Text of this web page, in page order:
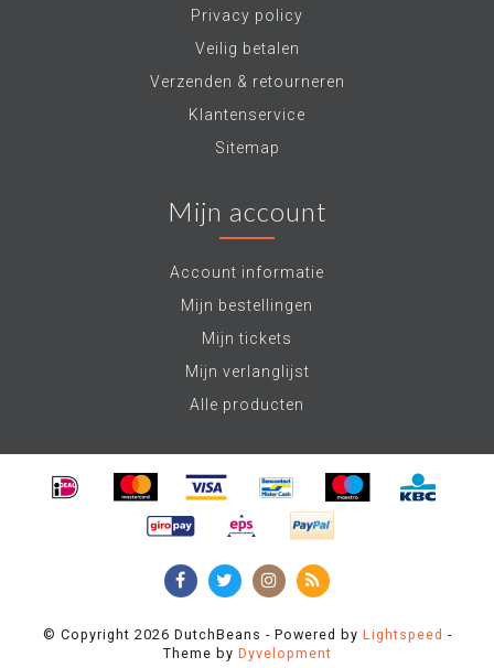
Privacy policy
Veilig betalen
Verzenden & retourneren
Klantenservice
Sitemap
Mijn account
Account informatie
Mijn bestellingen
Mijn tickets
Mijn verlanglijst
Alle producten
© Copyright 2026 DutchBeans - Powered by Lightspeed -
Theme by Dyvelopment